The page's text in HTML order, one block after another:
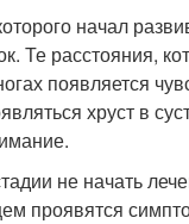
начал
Те расстояния,
появляется
хруст в
не начать
проявятся